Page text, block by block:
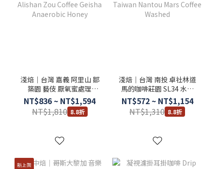
淺焙｜台灣 嘉義 阿里山 鄒
築園 藝伎 厭氧蜜處理
Taiwan Alishan Zou
Coffee Geisha Anaerobic
Honey
NT$836 ~ NT$1,594
NT$1,810 8.8折
淺焙｜台灣 南投 卓社林道
馬的咖啡莊園 SL34 水洗
Taiwan Nantou Mars
Coffee Washed
NT$572 ~ NT$1,154
NT$1,310 8.8折
新上架